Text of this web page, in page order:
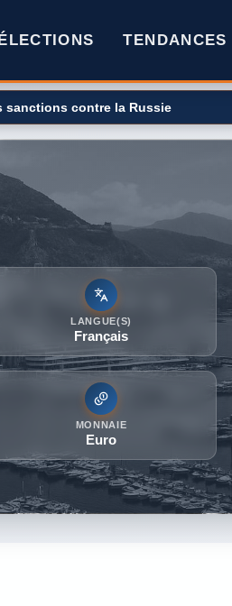
TENDANCES
de la repousser à 2028
LANGUE(S)
Français
MONNAIE
Euro